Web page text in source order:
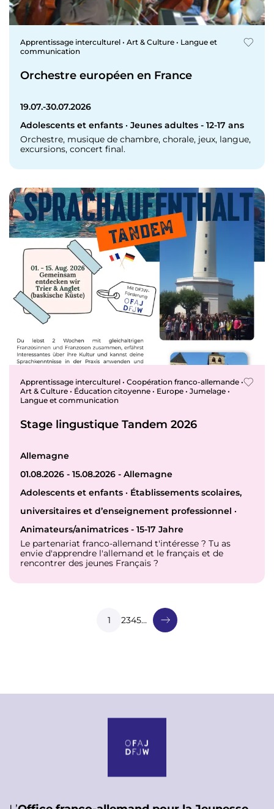
Apprentissage interculturel • Art & Culture • Langue et
communication
Orchestre européen en France
19.07.-30.07.2026
Adolescents et enfants · Jeunes adultes - 12-17 ans
Orchestre, musique de chambre, chorale, jeux, langue,
excursions, concert final.
Apprentissage interculturel • Coopération franco-allemande •
Art & Culture • Éducation citoyenne • Europe • Jumelage •
Langue et communication
Stage lingustique Tandem 2026
Allemagne
01.08.2026 - 15.08.2026 - Allemagne
Adolescents et enfants · Établissements scolaires,
universitaires et d’enseignement professionnel ·
Animateurs/animatrices - 15-17 Jahre
Le partenariat franco-allemand t'intéresse ? Tu as
envie d'apprendre l'allemand et le français et de
rencontrer des jeunes Français ?
o
Page courante
1 Page
2Page
3Page
4Page
5…